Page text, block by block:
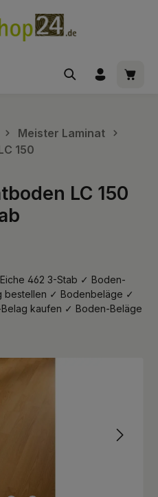
Meister Laminat
150
0 von 5 SternenLC 150
462 3-Stab ✓ Boden-
bestellen ✓ Bodenbeläge ✓
kaufen ✓ Boden-Beläge